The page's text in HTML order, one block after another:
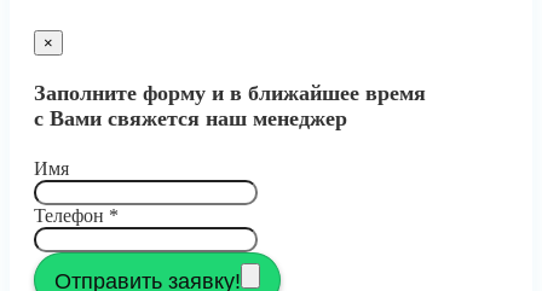
×
Заполните форму и в ближайшее время
с Вами свяжется наш менеджер
Имя
Телефон *
Отправить заявку!